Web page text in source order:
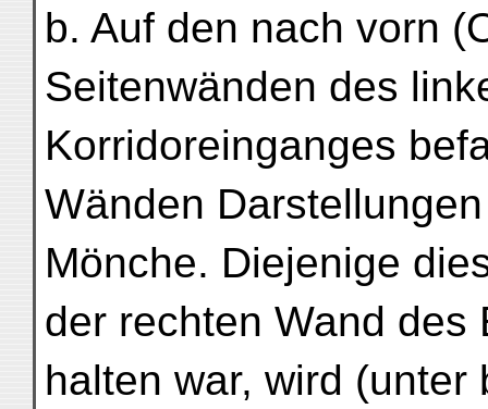
b. Auf den nach vorn
Seitenwänden des
Korridoreinganges
Wänden
Mönche. Diejenige
der rechten Wand des
halten war, wird